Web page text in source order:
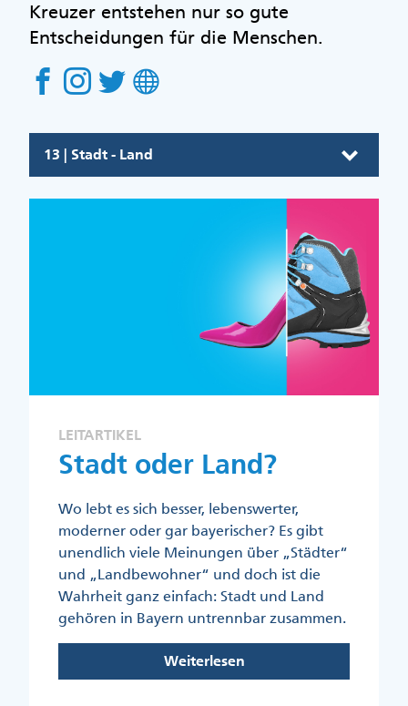
13 | Stadt - Land
Kreuzer entstehen nur so gute
Entscheidungen für die Menschen.
LEITARTIKEL
Stadt oder Land?
Wo lebt es sich besser, lebenswerter,
moderner oder gar bayerischer? Es gibt
unendlich viele Meinungen über „Städter“
und „Landbewohner“ und doch ist die
Wahrheit ganz einfach: Stadt und Land
gehören in Bayern untrennbar zusammen.
Weiterlesen